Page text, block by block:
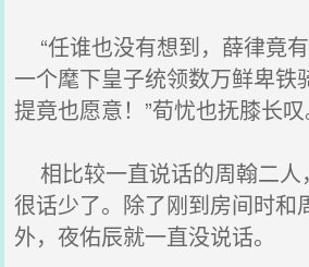
“任谁也没有想到，薛律竟
一个麾下皇子统领数万鲜卑铁
提竟也愿意！”荀忧也抚膝长叹
相比较一直说话的周翰二人
很话少了。除了刚到房间时和
外，夜佑辰就一直没说话。